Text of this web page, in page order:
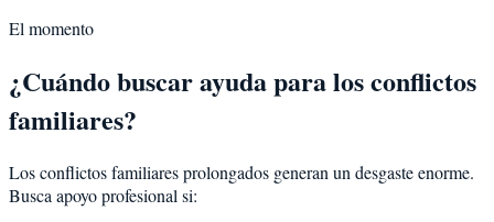
El momento
¿Cuándo buscar ayuda para los conflictos
familiares?
Los conflictos familiares prolongados generan un desgaste enorme.
Busca apoyo profesional si: